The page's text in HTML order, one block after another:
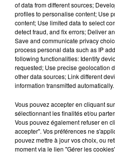
11h37
LA CENTRALE
TOUJOURS À L'ARRÊT
Cela fait déjà une
nucléaire ardennaise est
justifiée par la
présente.
10h16
of data from different sources;
profiles to personalise content; Use
content; Use limited data to select
detect fraud, and fix errors; Deliver
Save and communicate privacy
process personal data such as IP
following functionalities: Identify
requested; Use precise geolocation
other data sources; Link different
information transmitted automatically.
Vous pouvez accepter en cliquant
sélectionnant les finalités et/ou
Vous pouvez également refuser en
accepter". Vos préférences ne
pouvez mettre à jour vos choix, ou
moment via le lien "Gérer les